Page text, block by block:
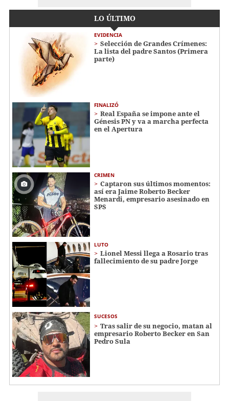
LO ÚLTIMO
EVIDENCIA
Selección de Grandes Crímenes:
La lista del padre Santos (Primera
parte)
FINALIZÓ
Real España se impone ante el
Génesis PN y va a marcha perfecta
en el Apertura
CRIMEN
Captaron sus últimos momentos:
así era Jaime Roberto Becker
Menardi​​​, empresario asesinado en
SPS
LUTO
Lionel Messi llega a Rosario tras
fallecimiento de su padre Jorge
SUCESOS
Tras salir de su negocio, matan al
empresario Roberto Becker en San
Pedro Sula